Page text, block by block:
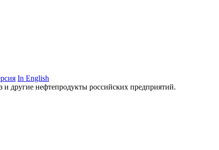
In English
другие нефтепродукты российских предприятий.